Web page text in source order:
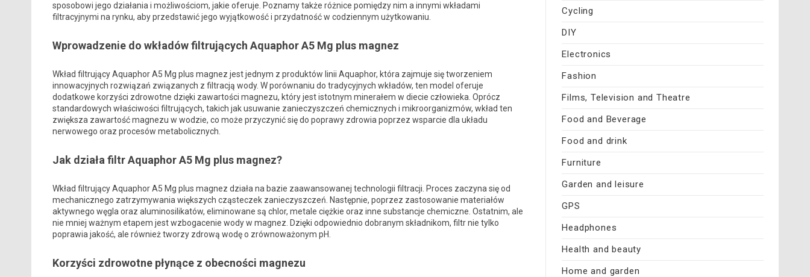
sposobowi jego działania i możliwościom, jakie oferuje. Poznamy także różnice pomiędzy nim a innymi wkładami
filtracyjnymi na rynku, aby przedstawić jego wyjątkowość i przydatność w codziennym użytkowaniu.
Wprowadzenie do wkładów filtrujących Aquaphor A5 Mg plus magnez
Wkład filtrujący Aquaphor A5 Mg plus magnez jest jednym z produktów linii Aquaphor, która zajmuje się tworzeniem
innowacyjnych rozwiązań związanych z filtracją wody. W porównaniu do tradycyjnych wkładów, ten model oferuje
dodatkowe korzyści zdrowotne dzięki zawartości magnezu, który jest istotnym minerałem w diecie człowieka. Oprócz
standardowych właściwości filtrujących, takich jak usuwanie zanieczyszczeń chemicznych i mikroorganizmów, wkład ten
zwiększa zawartość magnezu w wodzie, co może przyczynić się do poprawy zdrowia poprzez wsparcie dla układu
nerwowego oraz procesów metabolicznych.
Jak działa filtr Aquaphor A5 Mg plus magnez?
Wkład filtrujący Aquaphor A5 Mg plus magnez działa na bazie zaawansowanej technologii filtracji. Proces zaczyna się od
mechanicznego zatrzymywania większych cząsteczek zanieczyszczeń. Następnie, poprzez zastosowanie materiałów
aktywnego węgla oraz aluminosilikatów, eliminowane są chlor, metale ciężkie oraz inne substancje chemiczne. Ostatnim, ale
nie mniej ważnym etapem jest wzbogacenie wody w magnez. Dzięki odpowiednio dobranym składnikom, filtr nie tylko
poprawia jakość, ale również tworzy zdrową wodę o zrównoważonym pH.
Korzyści zdrowotne płynące z obecności magnezu
Cycling
DIY
Electronics
Fashion
Films, Television and Theatre
Food and Beverage
Food and drink
Furniture
Garden and leisure
GPS
Headphones
Health and beauty
Home and garden